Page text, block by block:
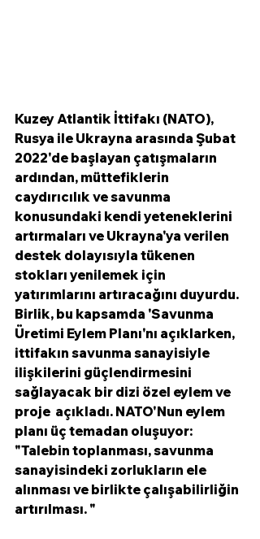
Kuzey Atlantik İttifakı (NATO),
Rusya ile Ukrayna arasında Şubat
2022'de başlayan çatışmaların
ardından, müttefiklerin
caydırıcılık ve savunma
konusundaki kendi yeteneklerini
artırmaları ve Ukrayna'ya verilen
destek dolayısıyla tükenen
stokları yenilemek için
yatırımlarını artıracağını duyurdu.
Birlik, bu kapsamda 'Savunma
Üretimi Eylem Planı'nı açıklarken,
ittifakın savunma sanayisiyle
ilişkilerini güçlendirmesini
sağlayacak bir dizi özel eylem ve
proje  açıkladı. NATO'Nun eylem
planı üç temadan oluşuyor:
"Talebin toplanması, savunma
sanayisindeki zorlukların ele
alınması ve birlikte çalışabilirliğin
artırılması. "